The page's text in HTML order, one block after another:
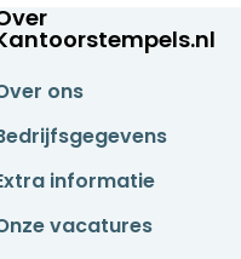
ons
informatie
vacatures